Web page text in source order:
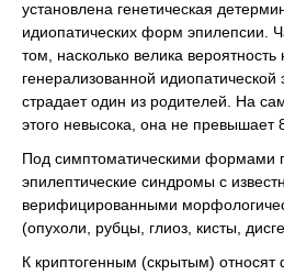
установлена генетическая
идиопатических форм эпилепсии.
том, насколько велика
генерализованной
страдает один из родителей. На
этого невысока, она не превышает
Под симптоматическими формами
эпилептические синдромы с
верифицированными
(опухоли, рубцы, глиоз, кисты,
К криптогенным (скрытым)